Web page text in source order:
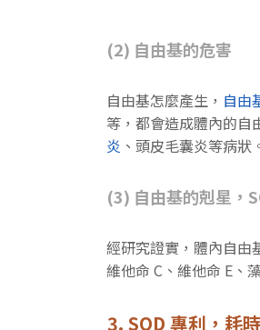
(2) 自由基的危害
自由基怎麼產生， 自由
等，都會造成體內的自
炎 、頭皮毛囊炎等病狀
(3) 自由基的剋星，
經研究證實，體內自由
維他命 C、維他命 E、
3. SOD 專利，耗